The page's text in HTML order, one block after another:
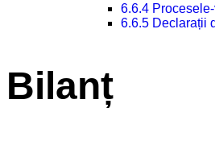
6.6.4
6.6.5 Declarații
Bilanț